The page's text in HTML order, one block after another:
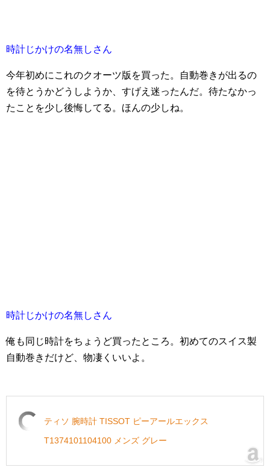
時計じかけの名無しさん
今年初めにこれのクオーツ版を買った。自動巻きが出るの
を待とうかどうしようか、すげえ迷ったんだ。待たなかっ
たことを少し後悔してる。ほんの少しね。
時計じかけの名無しさん
俺も同じ時計をちょうど買ったところ。初めてのスイス製
自動巻きだけど、物凄くいいよ。
ティソ 腕時計 TISSOT ピーアールエックス
T1374101104100 メンズ グレー